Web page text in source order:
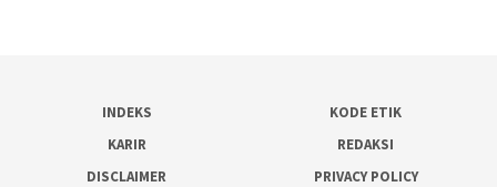
INDEKS
KODE ETIK
KARIR
REDAKSI
DISCLAIMER
PRIVACY POLICY